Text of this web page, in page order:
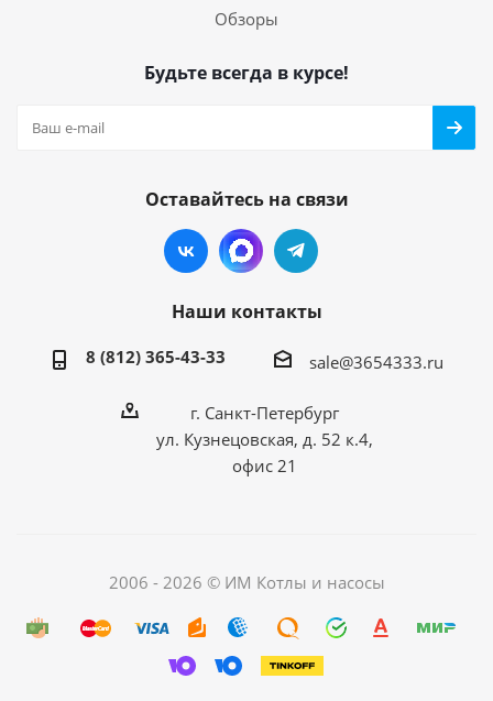
Обзоры
Будьте всегда в курсе!
Оставайтесь на связи
Наши контакты
8 (812) 365-43-33 sale@3654333.ru
г. Санкт-Петербург
ул. Кузнецовская, д. 52 к.4,
офис 21
2006 - 2026 © ИМ Котлы и насосы